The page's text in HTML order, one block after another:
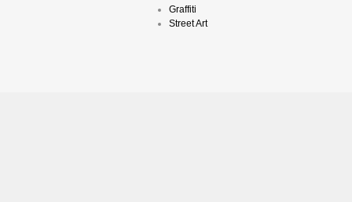
Graffiti
Street Art